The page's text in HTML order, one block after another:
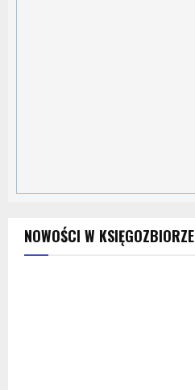
NOWOŚCI W KSIĘGOZBIORZE